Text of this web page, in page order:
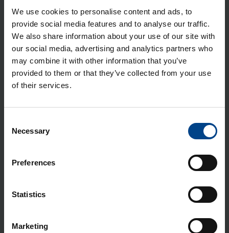
We use cookies to personalise content and ads, to
provide social media features and to analyse our traffic.
We also share information about your use of our site with
our social media, advertising and analytics partners who
may combine it with other information that you’ve
provided to them or that they’ve collected from your use
of their services.
Selection
Necessary
Preferences
Statistics
Marketing
nen 100A 25kA
Tuotekoodi: HHS100NC
Sähkönumero: 3637769
Kom­pak­ti­kat­kai­si­ja h3+ p160 mit­
taust. Ener­gy-suo­ja­re­leel­lä 3-na­pai­
nen 160A 25kA
Kom­pak­ti­kat­kai­si­ja h3+ p160 mit­
taust. Ener­gy-suo­ja­re­leel­lä 3-na­pai­
Kom­pak­ti­kat­kai­si­ja h3+ p160 mit­